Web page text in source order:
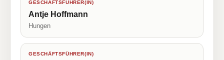
GESCHÄFTSFÜHRER(IN)
Antje Hoffmann
Hungen
GESCHÄFTSFÜHRER(IN)